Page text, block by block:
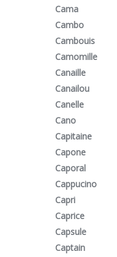
Cama
Cambo
Cambouis
Camomille
Canaille
Canailou
Canelle
Cano
Capitaine
Capone
Caporal
Cappucino
Capri
Caprice
Capsule
Captain